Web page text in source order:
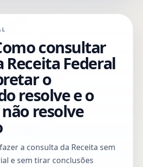
consultar
Receita Federal
o
resolve e o
resolve
a consulta da Receita sem
e sem tirar conclusões